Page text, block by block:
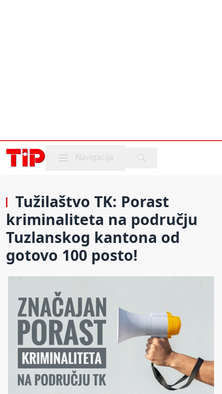
Mobile menu
Navigacija
Tužilaštvo TK: Porast
kriminaliteta na području
Tuzlanskog kantona od
gotovo 100 posto!